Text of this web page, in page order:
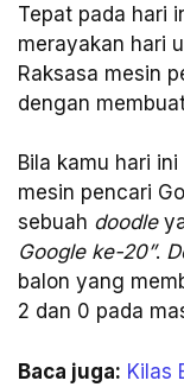
Tepat pada hari
merayakan hari
Raksasa mesin
dengan
Bila kamu hari
mesin pencari
sebuah doodle
Google ke-20”.
balon yang
2 dan 0 pada
Baca juga: Kilas